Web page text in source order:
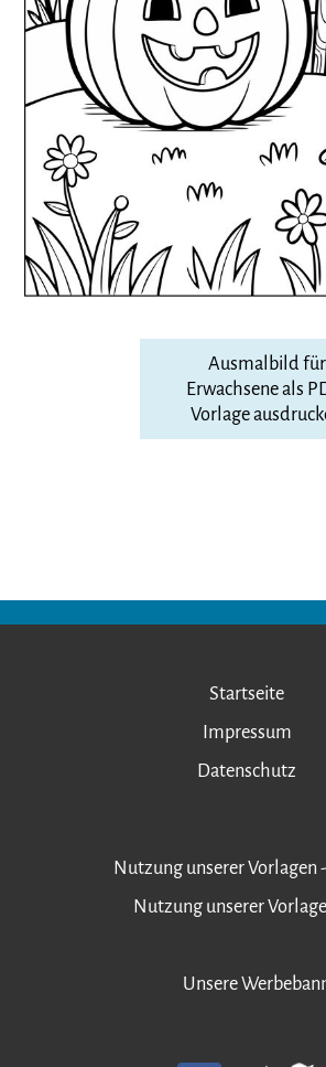
Ausmalbild für
Erwachsene als
Vorlage
Startseite
Impressum
Datenschutz
Nutzung unserer Vorlagen
Nutzung unserer
Unsere